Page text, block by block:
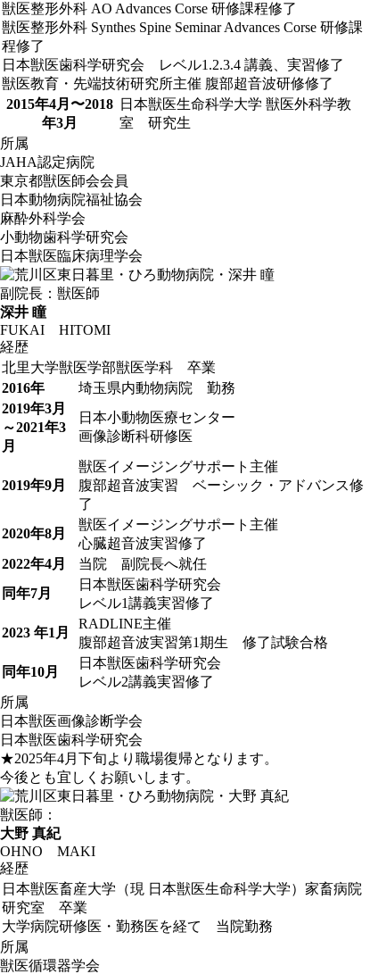
獣医整形外科 AO Advances Corse 研修課程修了
獣医整形外科 Synthes Spine Seminar Advances Corse 研修課
程修了
日本獣医歯科学研究会 レベル1.2.3.4 講義、実習修了
獣医教育・先端技術研究所主催 腹部超音波研修修了
2015年4月〜2018
年3月
日本獣医生命科学大学 獣医外科学教
室 研究生
所属
JAHA認定病院
東京都獣医師会会員
日本動物病院福祉協会
麻酔外科学会
小動物歯科学研究会
日本獣医臨床病理学会
副院長：獣医師
深井 瞳
FUKAI HITOMI
経歴
北里大学獣医学部獣医学科 卒業
2016年
埼玉県内動物病院 勤務
2019年3月
～2021年3
月
日本小動物医療センター
画像診断科研修医
2019年9月
獣医イメージングサポート主催
腹部超音波実習 ベーシック・アドバンス修
了
2020年8月
獣医イメージングサポート主催
心臓超音波実習修了
2022年4月
当院 副院長へ就任
同年7月
日本獣医歯科学研究会
レベル1講義実習修了
2023 年1月
RADLINE主催
腹部超音波実習第1期生 修了試験合格
同年10月
日本獣医歯科学研究会
レベル2講義実習修了
所属
日本獣医画像診断学会
日本獣医歯科学研究会
★2025年4月下旬より職場復帰となります。
今後とも宜しくお願いします。
獣医師：
大野 真紀
OHNO MAKI
経歴
日本獣医畜産大学（現 日本獣医生命科学大学）家畜病院
研究室 卒業
大学病院研修医・勤務医を経て 当院勤務
所属
獣医循環器学会